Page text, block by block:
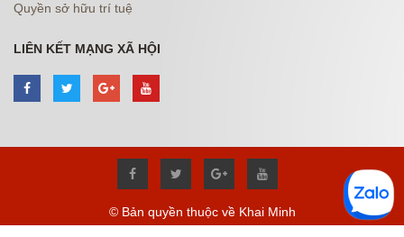
Quyền sở hữu trí tuệ
LIÊN KẾT MẠNG XÃ HỘI
© Bản quyền thuộc về Khai Minh